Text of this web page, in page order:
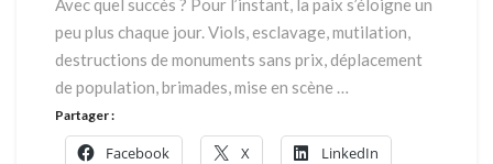
Avec quel succès ? Pour l’instant, la paix s’éloigne un
peu plus chaque jour. Viols, esclavage, mutilation,
destructions de monuments sans prix, déplacement
de population, brimades, mise en scène …
Partager :
Facebook X LinkedIn